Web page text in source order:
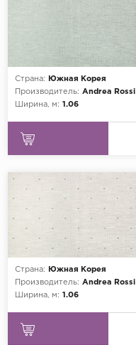
Страна:
Южная Корея
Производитель: Andrea Rossi
Ширина, м: 1.06
Страна:
Южная Корея
Производитель: Andrea Rossi
Ширина, м: 1.06